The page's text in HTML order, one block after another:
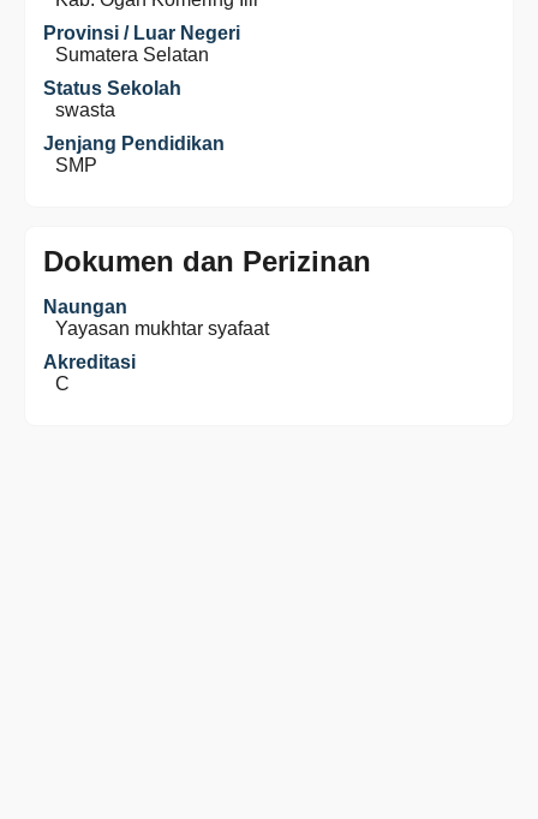
Provinsi / Luar Negeri
Sumatera Selatan
Status Sekolah
swasta
Jenjang Pendidikan
SMP
Dokumen dan Perizinan
Naungan
Yayasan mukhtar syafaat
Akreditasi
C